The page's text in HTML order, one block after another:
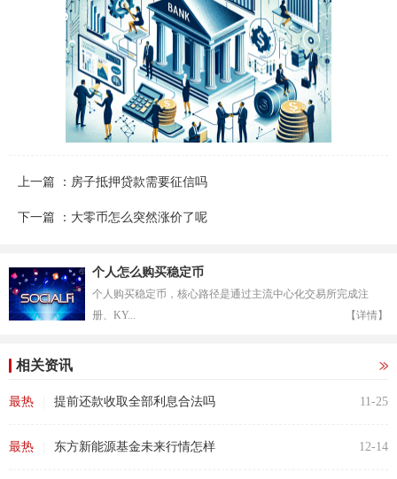
上一篇 ：房子抵押贷款需要征信吗
下一篇 ：大零币怎么突然涨价了呢
个人怎么购买稳定币
个人购买稳定币，核心路径是通过主流中心化交易所完成注
册、KY...
【详情】
相关资讯
最热 提前还款收取全部利息合法吗 11-25
最热 东方新能源基金未来行情怎样 12-14